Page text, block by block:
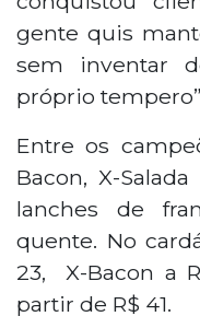
gente quis
sem inventar
próprio
Entre os
Bacon, X-
lanches de
quente. No
23, X-Bacon a
partir de R$ 41.